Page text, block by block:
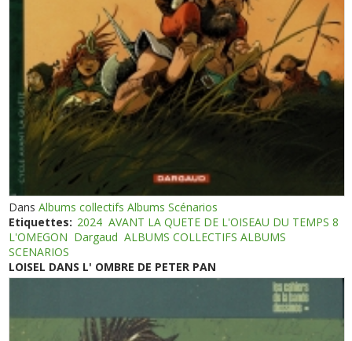
DansAlbums collectifs Albums Scénarios
Etiquettes: 2024 AVANT LA QUETE DE L'OISEAU DU TEMPS 8
L'OMEGON Dargaud ALBUMS COLLECTIFS ALBUMS
SCENARIOS
LOISEL DANS L' OMBRE DE PETER PAN